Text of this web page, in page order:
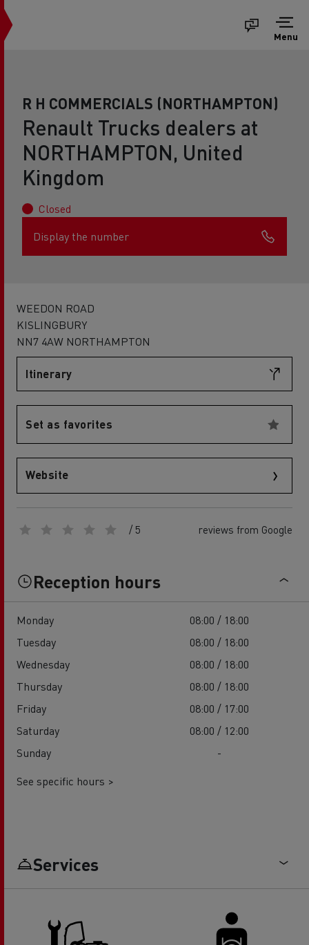
Menu
R H COMMERCIALS (NORTHAMPTON)
Renault Trucks dealers at
NORTHAMPTON, United
Kingdom
Closed
Display the number
WEEDON ROAD
KISLINGBURY
NN7 4AW NORTHAMPTON
Itinerary
Set as favorites
Website
/ 5 reviews from Google
Reception hours
Monday
08:00 / 18:00
Tuesday
08:00 / 18:00
Wednesday
08:00 / 18:00
Thursday
08:00 / 18:00
Friday
08:00 / 17:00
Saturday
08:00 / 12:00
Sunday
-
See specific hours >
Services